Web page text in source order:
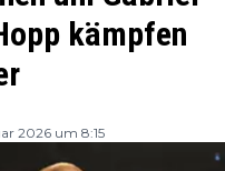
kämpfen
2026 um 8:15